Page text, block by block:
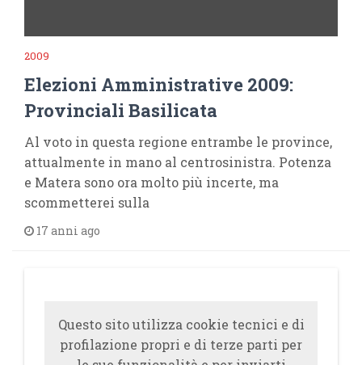
2009
Elezioni Amministrative 2009:
Provinciali Basilicata
Al voto in questa regione entrambe le province,
attualmente in mano al centrosinistra. Potenza
e Matera sono ora molto più incerte, ma
scommetterei sulla
17 anni ago
Questo sito utilizza cookie tecnici e di
profilazione propri e di terze parti per